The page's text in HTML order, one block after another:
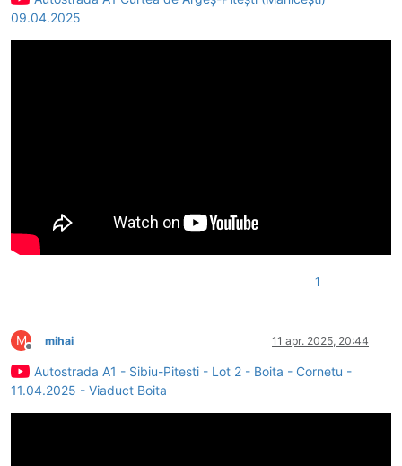
09.04.2025
1
M
Deconectat
mihai 11 apr. 2025, 20:44
Autostrada A1 - Sibiu-Pitesti - Lot 2 - Boita - Cornetu -
11.04.2025 - Viaduct Boita